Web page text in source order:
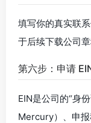
填写你的真实联
于后续下载公司章
第六步：申请
EIN是公司的“身
Mercury）、申